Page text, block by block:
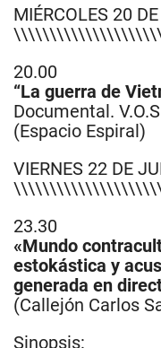
MIÉRCOLES 20
20.00
“La guerra de
Documental.
(Espacio Espiral)
VIERNES 22 DE
23.30
«Mundo
estokástica y
generada en
(Callejón Carlos
Sinopsis: